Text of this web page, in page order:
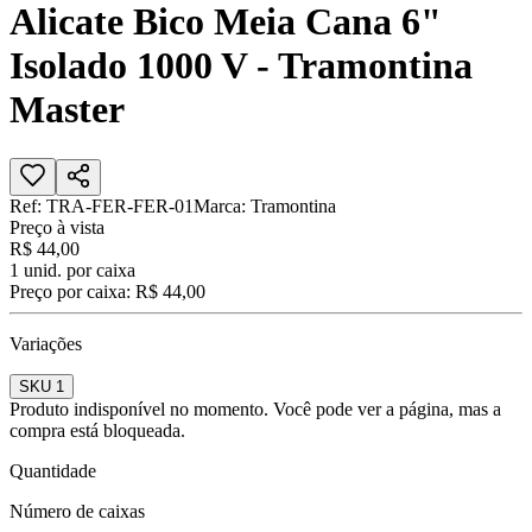
Alicate Bico Meia Cana 6"
Isolado 1000 V - Tramontina
Master
Ref: TRA-FER-FER-01Marca: Tramontina
Preço à vista
R$ 44,00
1 unid. por caixa
Preço por caixa: R$ 44,00
Variações
SKU 1
Produto indisponível no momento. Você pode ver a página, mas a
compra está bloqueada.
Quantidade
Número de caixas